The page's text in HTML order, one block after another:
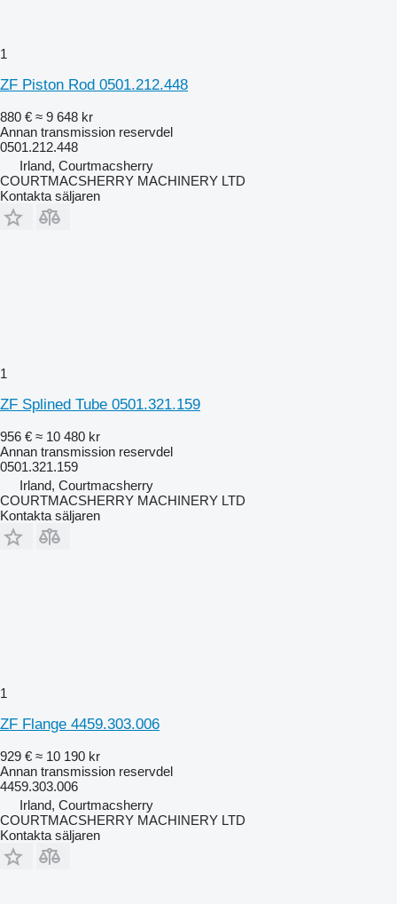
1
ZF Piston Rod 0501.212.448
880 € ≈ 9 648 kr
Annan transmission reservdel
0501.212.448
Irland, Courtmacsherry
COURTMACSHERRY MACHINERY LTD
Kontakta säljaren
1
ZF Splined Tube 0501.321.159
956 € ≈ 10 480 kr
Annan transmission reservdel
0501.321.159
Irland, Courtmacsherry
COURTMACSHERRY MACHINERY LTD
Kontakta säljaren
1
ZF Flange 4459.303.006
929 € ≈ 10 190 kr
Annan transmission reservdel
4459.303.006
Irland, Courtmacsherry
COURTMACSHERRY MACHINERY LTD
Kontakta säljaren